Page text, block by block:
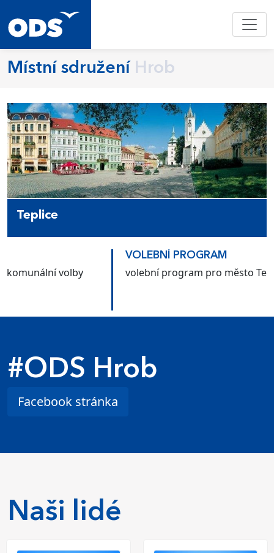
Místní sdružení Hrob
Teplice
volební program pro město Teplice
#ODS Hrob
Facebook stránka
Naši lidé